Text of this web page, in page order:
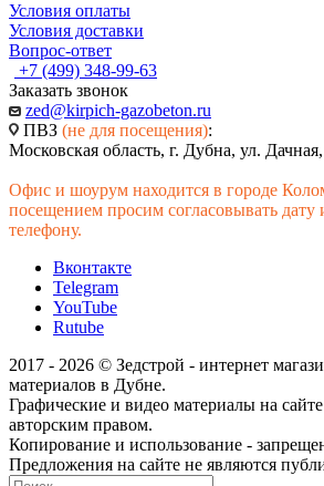
Условия оплаты
Условия доставки
Вопрос-ответ
+7 (499) 348-99-63
Заказать звонок
zed@kirpich-gazobeton.ru
ПВЗ (не для посещения):
Московская область, г. Дубна, ул.
Офис и шоурум находится в городе
посещением просим согласовывать дату
телефону.
Вконтакте
Telegram
YouTube
Rutube
2017 - 2026 © Зедстрой - интернет
материалов в Дубне.
Графические и видео материалы на
авторским правом.
Копирование и использование -
Предложения на сайте не являются